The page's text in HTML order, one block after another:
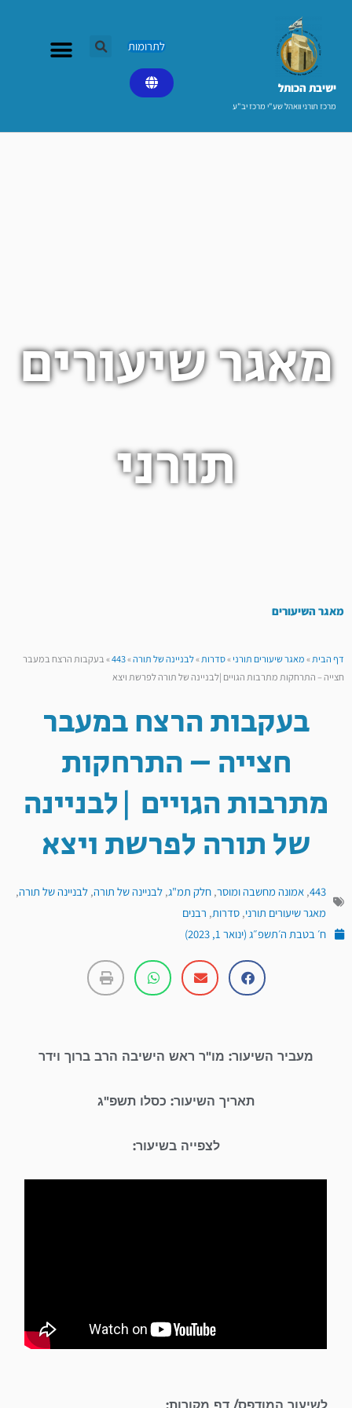
ישיבת הכותל​
מרכז תורני וואהל שע"י מרכז יב"ע
לתרומות
מאגר שיעורים
תורני
מאגר השיעורים
דף הבית»מאגר שיעורים תורני»סדרות»לבניינה של תורה»
443
»בעקבות הרצח במעבר
חצייה – התרחקות מתרבות הגויים |לבניינה של תורה לפרשת ויצא
בעקבות הרצח במעבר
חצייה – התרחקות
מתרבות הגויים |לבניינה
של תורה לפרשת ויצא
443
, אמונה מחשבה ומוסר, חלק תמ"ג, לבניינה של תורה, לבניינה של תורה,
מאגר שיעורים תורני, סדרות, רבנים
ח׳ בטבת ה׳תשפ״ג (ינואר 1, 2023)
מעביר השיעור: מו"ר ראש הישיבה הרב ברוך וידר
תאריך השיעור: כסלו תשפ"ג
לצפייה בשיעור: